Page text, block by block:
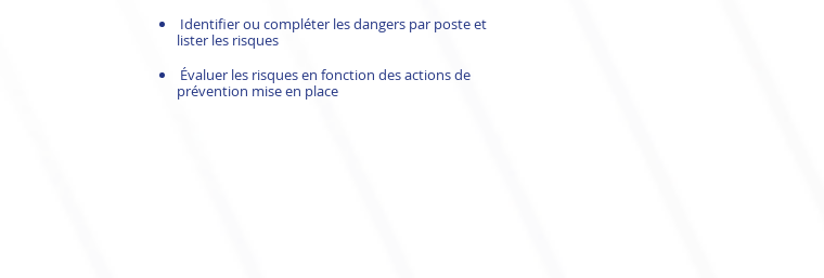
Identifier ou compléter les dangers par poste et
lister les risques
Évaluer les risques en fonction des actions de
prévention mise en place